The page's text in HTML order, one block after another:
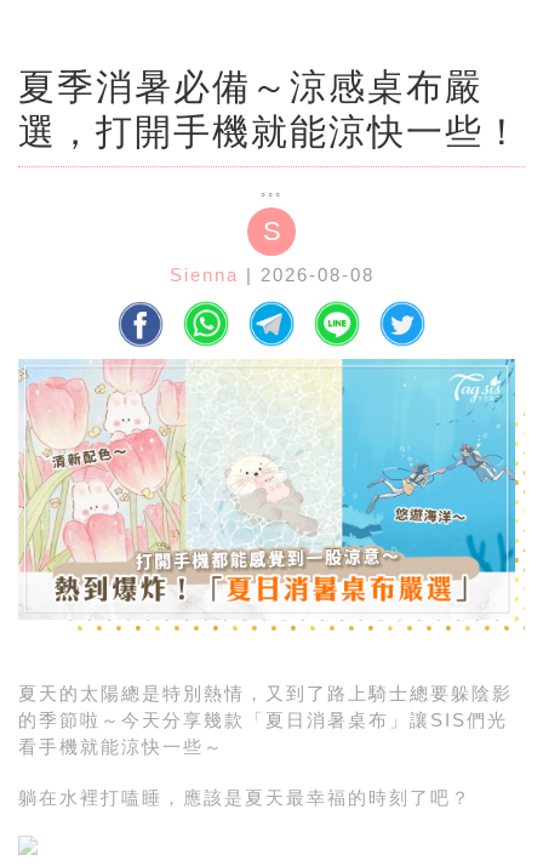
夏季消暑必備～涼感桌布嚴
選，打開手機就能涼快一些！
S
Sienna | 2026-08-08
夏天的太陽總是特別熱情，又到了路上騎士總要躲陰影
的季節啦～今天分享幾款「夏日消暑桌布」讓SIS們光
看手機就能涼快一些～
躺在水裡打嗑睡，應該是夏天最幸福的時刻了吧？